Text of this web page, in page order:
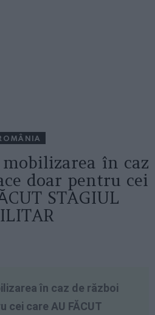
mobilizarea în caz
doar pentru cei
STAGIUL
în caz de război
cei care AU FĂCUT